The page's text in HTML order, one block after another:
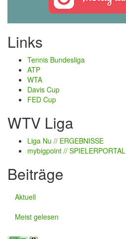
Links
Tennis Bundesliga
ATP
WTA
Davis Cup
FED Cup
WTV Liga
Liga Nu // ERGEBNISSE
mybigpoint // SPIELERPORTAL
Beiträge
Aktuell
Meist gelesen